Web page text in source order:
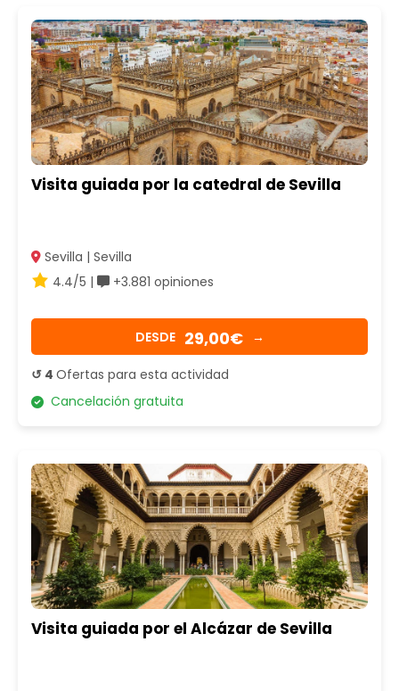
Visita guiada por la catedral de Sevilla
Sevilla | Sevilla
4.4/5 |
+3.881 opiniones
DESDE 29,00€ →
↺ 4 Ofertas para esta actividad
Cancelación gratuita
Visita guiada por el Alcázar de Sevilla